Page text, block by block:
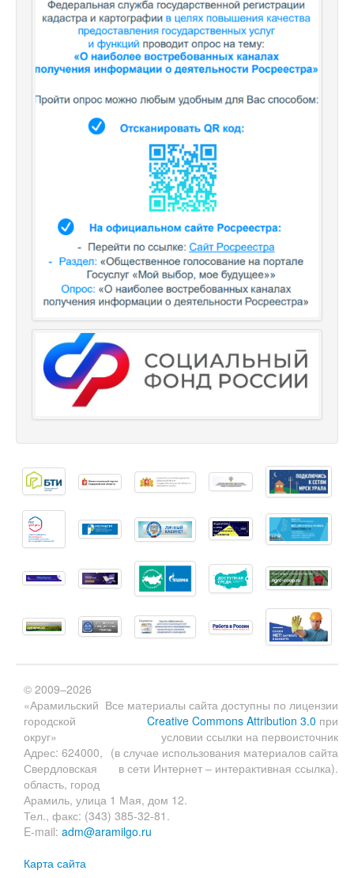
Все материалы сайта доступны по лицензии
Creative Commons Attribution 3.0 при
условии ссылки на первоисточник
(в случае использования материалов сайта
в сети Интернет – интерактивная ссылка).
© 2009–2026
«Арамильский
городской
округ»
Адрес: 624000,
Свердловская
область, город
Арамиль, улица 1 Мая, дом 12.
Тел., факс: (343) 385-32-81.
E-mail: adm@aramilgo.ru
Карта сайта